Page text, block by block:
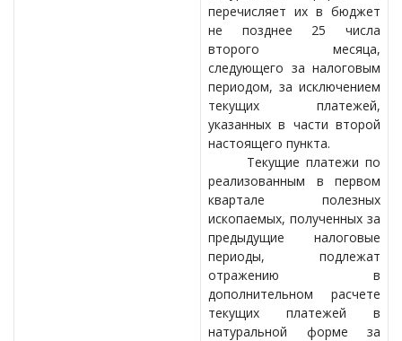
перечисляет их в бюджет
не позднее 25 числа
второго месяца,
следующего за налоговым
периодом, за исключением
текущих платежей,
указанных в части второй
настоящего пункта.
Текущие платежи по
реализованным в первом
квартале полезных
ископаемых, полученных за
предыдущие налоговые
периоды, подлежат
отражению в
дополнительном расчете
текущих платежей в
натуральной форме за